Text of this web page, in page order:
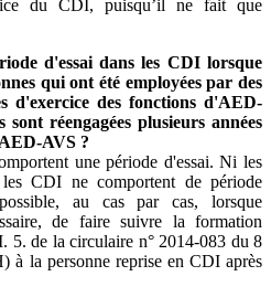
du CDI, puisqu’il ne fait que
d'essai dans les CDI lorsque
qui ont été employées par des
d'exercice des fonctions d'AED-
réengagées plusieurs années
AVS ?
une période d'essai. Ni les
CDI ne comportent de période
au cas par cas, lorsque
de faire suivre la formation
5. de la circulaire n° 2014-083 du 8
à la personne reprise en CDI après